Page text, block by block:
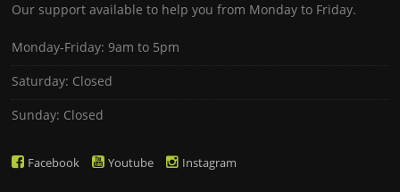
Our support available to help you from Monday to Friday.
Monday-Friday: 9am to 5pm
Saturday: Closed
Sunday: Closed
Facebook Youtube Instagram